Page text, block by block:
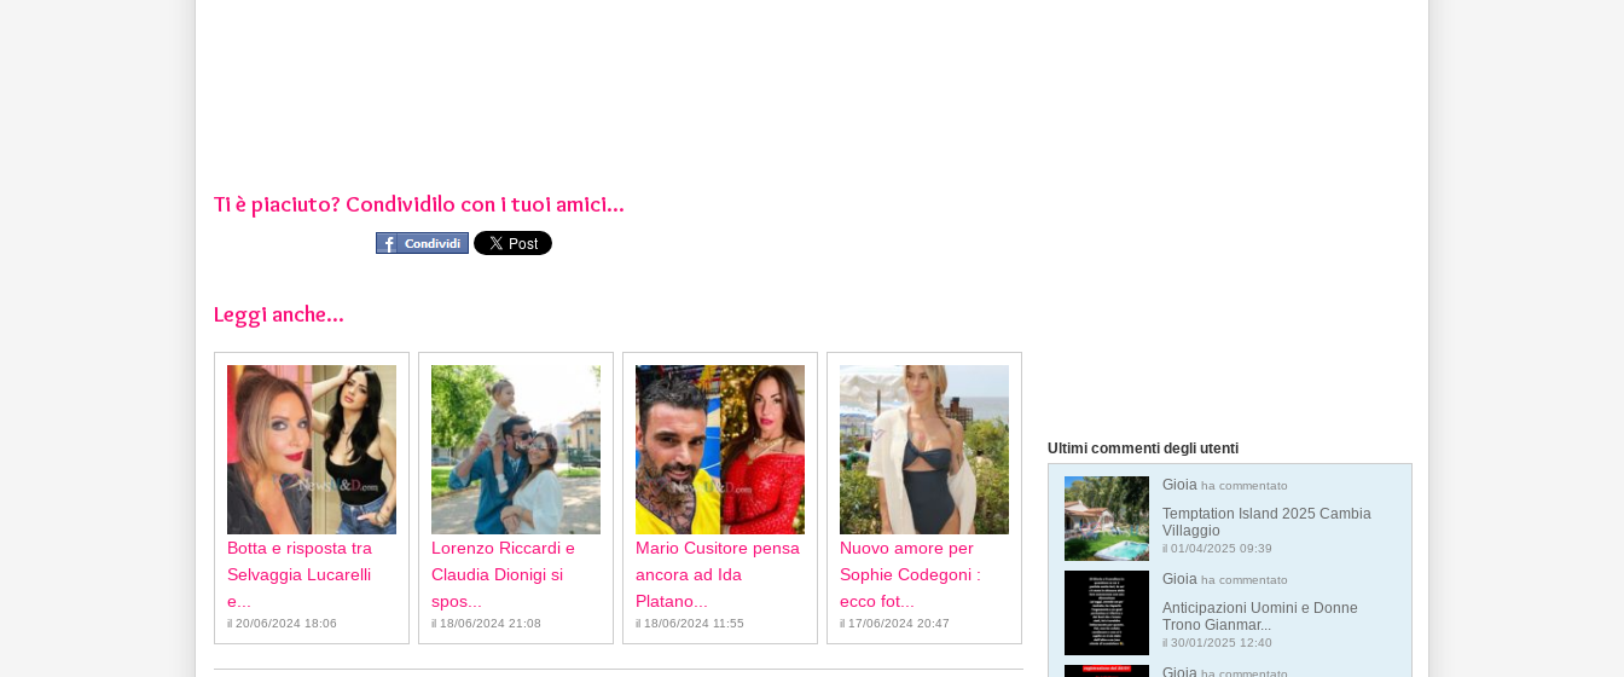
Ti è piaciuto? Condividilo con i tuoi amici...
Leggi anche...
Botta e risposta tra
Selvaggia Lucarelli
e...
il 20/06/2024 18:06
Lorenzo Riccardi e
Claudia Dionigi si
spos...
il 18/06/2024 21:08
Mario Cusitore pensa
ancora ad Ida
Platano...
il 18/06/2024 11:55
Nuovo amore per
Sophie Codegoni :
ecco fot...
il 17/06/2024 20:47
Ultimi commenti degli utenti
Gioia ha commentato
Temptation Island 2025 Cambia
Villaggio
il 01/04/2025 09:39
Gioia ha commentato
Anticipazioni Uomini e Donne
Trono Gianmar...
il 30/01/2025 12:40
Gioia ha commentato